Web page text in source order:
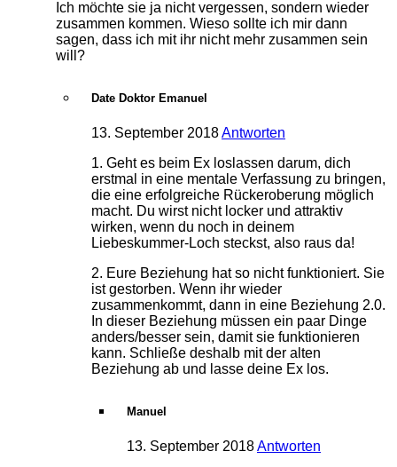
Ich möchte sie ja nicht vergessen, sondern wieder
zusammen kommen. Wieso sollte ich mir dann
sagen, dass ich mit ihr nicht mehr zusammen sein
will?
Date Doktor Emanuel
13. September 2018Antworten
1. Geht es beim Ex loslassen darum, dich
erstmal in eine mentale Verfassung zu bringen,
die eine erfolgreiche Rückeroberung möglich
macht. Du wirst nicht locker und attraktiv
wirken, wenn du noch in deinem
Liebeskummer-Loch steckst, also raus da!
2. Eure Beziehung hat so nicht funktioniert. Sie
ist gestorben. Wenn ihr wieder
zusammenkommt, dann in eine Beziehung 2.0.
In dieser Beziehung müssen ein paar Dinge
anders/besser sein, damit sie funktionieren
kann. Schließe deshalb mit der alten
Beziehung ab und lasse deine Ex los.
Manuel
13. September 2018Antworten